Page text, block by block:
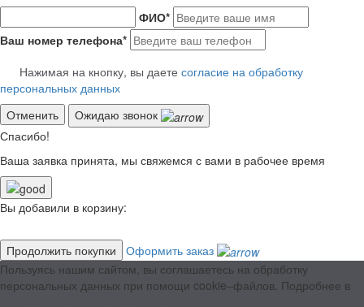
ФИО*
Ваш номер телефона*
Нажимая на кнопку, вы даете согласие на обработку
персональных данных
Отменить
Ожидаю звонок
Спасибо!
Ваша заявка принята, мы свяжемся с вами в рабочее время
Вы добавили в корзину:
Продолжить покупки
Оформить заказ
Пользуясь нашим сайтом, вы соглашаетесь на обработку
персональных данных при помощи cookie–файлов. Подробнее в